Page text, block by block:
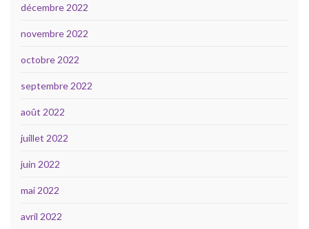
décembre 2022
novembre 2022
octobre 2022
septembre 2022
août 2022
juillet 2022
juin 2022
mai 2022
avril 2022